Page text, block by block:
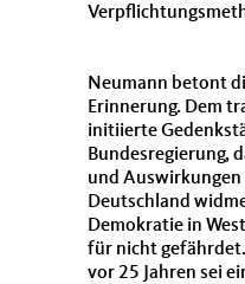
Neumann betont
Erinnerung. Dem
initiierte
Bundesregierung,
und
Deutschland
Demokratie in
für nicht
vor 25 Jahren sei